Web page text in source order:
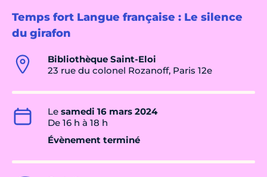
Temps fort Langue française : Le silence
du girafon
Bibliothèque Saint-Eloi
23 rue du colonel Rozanoff, Paris 12e
Le samedi 16 mars 2024
De 16 h à 18 h
Évènement terminé